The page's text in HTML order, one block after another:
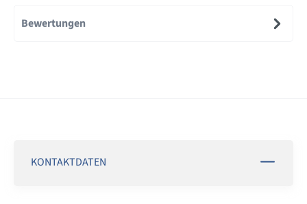
Bewertungen
KONTAKTDATEN